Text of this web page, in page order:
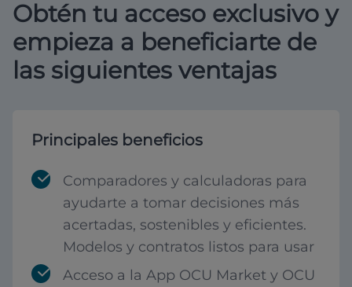
Obtén tu acceso exclusivo y
empieza a beneficiarte de
las siguientes ventajas
Principales beneficios
Comparadores y calculadoras para
ayudarte a tomar decisiones más
acertadas, sostenibles y eficientes.
Modelos y contratos listos para usar
Acceso a la App OCU Market y OCU